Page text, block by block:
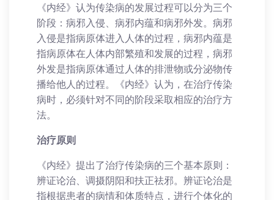
《内经》认为传染病的发展过程可以分为三个
阶段：病邪入侵、病邪内蕴和病邪外发。病邪
入侵是指病原体进入人体的过程，病邪内蕴是
指病原体在人体内部繁殖和发展的过程，病邪
外发是指病原体通过人体的排泄物或分泌物传
播给他人的过程。《内经》认为，在治疗传染
病时，必须针对不同的阶段采取相应的治疗方
法。
治疗原则
《内经》提出了治疗传染病的三个基本原则：
辨证论治、调摄阴阳和扶正祛邪。辨证论治是
指根据患者的病情和体质特点，进行个体化的